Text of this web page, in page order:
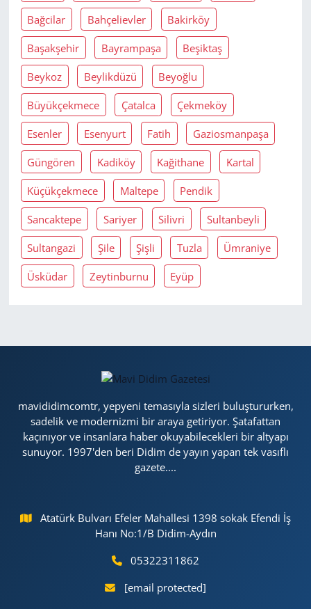
Bağcilar Bahçelievler Bakirköy
Başakşehir Bayrampaşa Beşiktaş
Beykoz Beylikdüzü Beyoğlu
Büyükçekmece Çatalca Çekmeköy
Esenler Esenyurt Fatih Gaziosmanpaşa
Güngören Kadiköy Kağithane Kartal
Küçükçekmece Maltepe Pendik
Sancaktepe Sariyer Silivri Sultanbeyli
Sultangazi Şile Şişli Tuzla Ümraniye
Üsküdar Zeytinburnu Eyüp
mavididimcomtr, yepyeni temasıyla sizleri buluştururken,
sadelik ve modernizmi bir araya getiriyor. Şatafattan
kaçınıyor ve insanlara haber okuyabilecekleri bir altyapı
sunuyor. 1997'den beri Didim de yayın yapan tek vasıflı
gazete....
Atatürk Bulvarı Efeler Mahallesi 1398 sokak Efendi İş
Hanı No:1/B Didim-Aydın
05322311862
[email protected]